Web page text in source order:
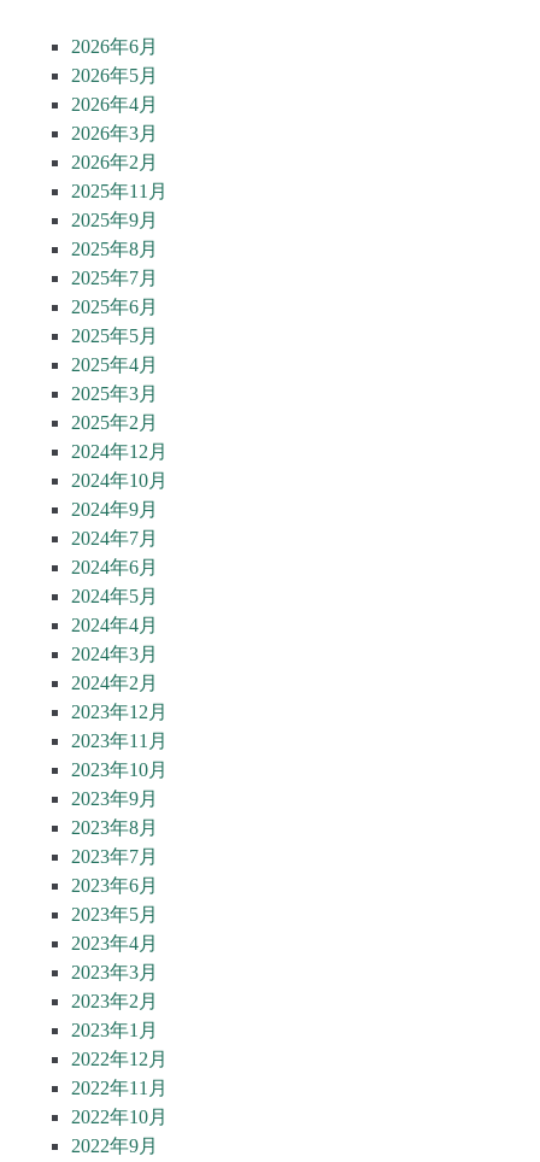
2026年6月
2026年5月
2026年4月
2026年3月
2026年2月
2025年11月
2025年9月
2025年8月
2025年7月
2025年6月
2025年5月
2025年4月
2025年3月
2025年2月
2024年12月
2024年10月
2024年9月
2024年7月
2024年6月
2024年5月
2024年4月
2024年3月
2024年2月
2023年12月
2023年11月
2023年10月
2023年9月
2023年8月
2023年7月
2023年6月
2023年5月
2023年4月
2023年3月
2023年2月
2023年1月
2022年12月
2022年11月
2022年10月
2022年9月